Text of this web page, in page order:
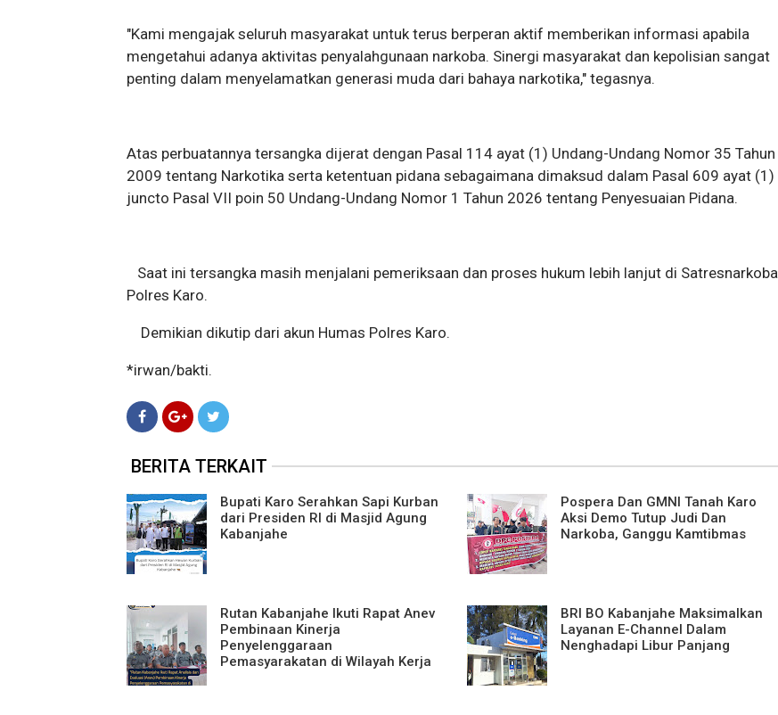
"Kami mengajak seluruh masyarakat untuk terus berperan aktif memberikan informasi apabila
mengetahui adanya aktivitas penyalahgunaan narkoba. Sinergi masyarakat dan kepolisian sangat
penting dalam menyelamatkan generasi muda dari bahaya narkotika," tegasnya.
Atas perbuatannya tersangka dijerat dengan Pasal 114 ayat (1) Undang-Undang Nomor 35 Tahun
2009 tentang Narkotika serta ketentuan pidana sebagaimana dimaksud dalam Pasal 609 ayat (1)
juncto Pasal VII poin 50 Undang-Undang Nomor 1 Tahun 2026 tentang Penyesuaian Pidana.
Saat ini tersangka masih menjalani pemeriksaan dan proses hukum lebih lanjut di Satresnarkoba
Polres Karo.
Demikian dikutip dari akun Humas Polres Karo.
*irwan/bakti.
BERITA TERKAIT
Bupati Karo Serahkan Sapi Kurban
dari Presiden RI di Masjid Agung
Kabanjahe
Pospera Dan GMNI Tanah Karo
Aksi Demo Tutup Judi Dan
Narkoba, Ganggu Kamtibmas
Rutan Kabanjahe Ikuti Rapat Anev
Pembinaan Kinerja
Penyelenggaraan
Pemasyarakatan di Wilayah Kerja
BRI BO Kabanjahe Maksimalkan
Layanan E-Channel Dalam
Nenghadapi Libur Panjang